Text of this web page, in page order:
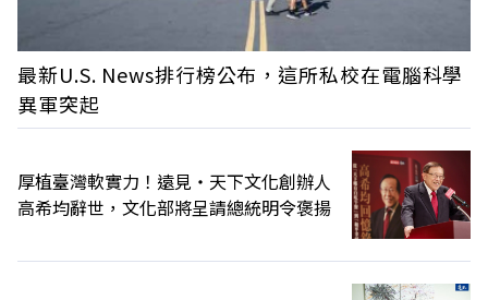
最新U.S. News排行榜公布，這所私校在電腦科學
異軍突起
厚植臺灣軟實力！遠見‧天下文化創辦人
高希均辭世，文化部將呈請總統明令褒揚